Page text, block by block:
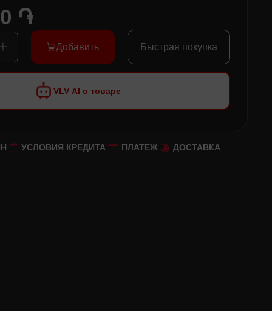
VLV AI о товаре
֏
Добавить Быстрая покупка
УСЛОВИЯ КРЕДИТА ПЛАТЕЖ ДОСТАВКА